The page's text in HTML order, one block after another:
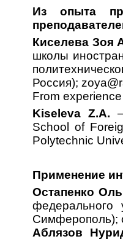
Из опыта
Киселева Зоя
школы
Россия);
From
Kiseleva Z.A.
School of
Polytechnic
Применение
Остапенко
федерального
Симферополь);
Аблязов